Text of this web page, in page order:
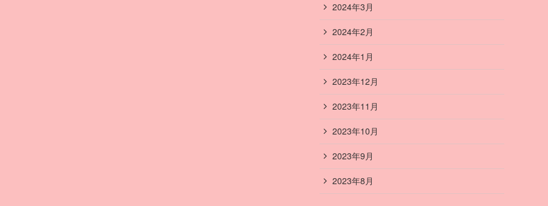
2024年3月
2024年2月
2024年1月
2023年12月
2023年11月
2023年10月
2023年9月
2023年8月